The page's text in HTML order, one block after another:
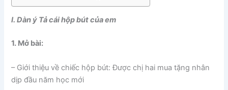
I. Dàn ý Tả cái hộp bút của em
1. Mở bài:
– Giới thiệu về chiếc hộp bút: Được chị hai mua tặng nhân
dịp đầu năm học mới